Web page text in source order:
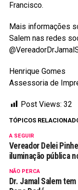
Francisco.
Mais informações
Salem nas redes
Henrique Gomes
Assessoria de
Post Views: 32
TÓPICOS
A SEGUIR
Vereador Delei
iluminação pública
NÃO PERCA
Dr. Jamal Salem